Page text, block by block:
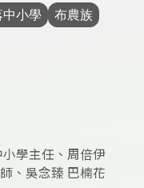
中小學
布農族
學主任、周倍伊
、吳念臻 巴楠花